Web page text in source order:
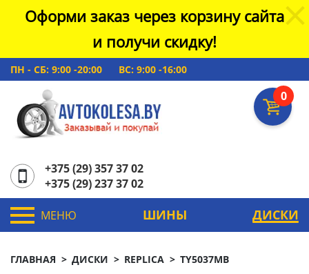
Оформи заказ через корзину сайта
и получи скидку!
ПН - СБ: 9:00 -20:00 ВС: 9:00 -16:00
0
+375 (29) 357 37 02
+375 (29) 237 37 02
МЕНЮ ШИНЫ ДИСКИ
ГЛАВНАЯ ДИСКИ REPLICA TY5037MB